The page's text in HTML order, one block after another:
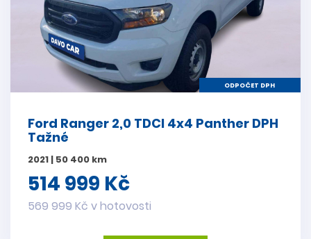
ODPOČET DPH
Ford Ranger 2,0 TDCI 4x4 Panther DPH
Tažné
2021 | 50 400 km
514 999 Kč
569 999 Kč v hotovosti